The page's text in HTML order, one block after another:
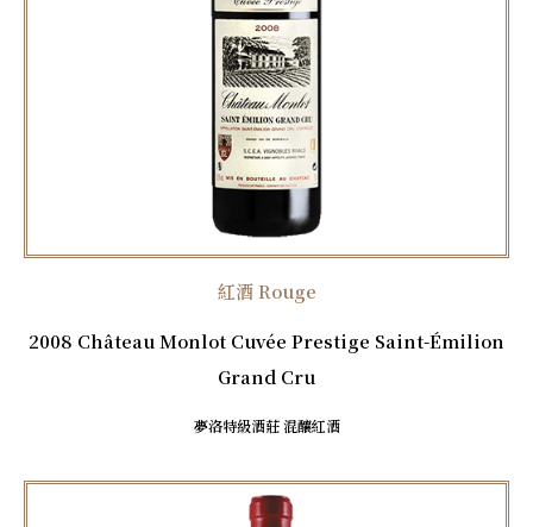
紅酒 Rouge
2008 Château Monlot Cuvée Prestige Saint-Émilion
Grand Cru
夢洛特級酒莊 混釀紅酒